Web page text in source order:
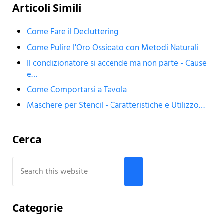
Articoli Simili
Come Fare il Decluttering
Come Pulire l'Oro Ossidato con Metodi Naturali
Il condizionatore si accende ma non parte - Cause
e…
Come Comportarsi a Tavola
Maschere per Stencil - Caratteristiche e Utilizzo…
Sidebar
Cerca
Search this website
Categorie